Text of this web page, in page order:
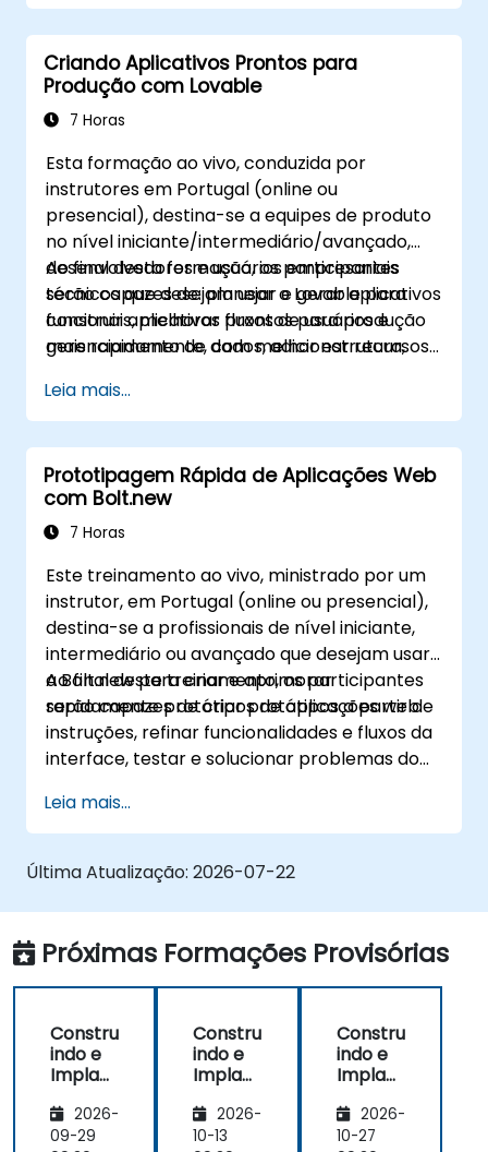
Criando Aplicativos Prontos para
Produção com Lovable
7 Horas
Esta formação ao vivo, conduzida por
instrutores em Portugal (online ou
presencial), destina-se a equipes de produto
no nível iniciante/intermediário/avançado,
desenvolvedores e usuários empresariais
técnicos que desejam usar o Lovable para
construir aplicativos prontos para produção
mais rapidamente, com melhor estrutura,
Ao final desta formação, os participantes
serão capazes de: planejar e gerar aplicativos
funcionais, melhorar fluxos de usuários e
gerenciamento de dados, adicionar recursos
aplicativos para implantação e uso em
equipe.
Leia mais...
Prototipagem Rápida de Aplicações Web
com Bolt.new
7 Horas
Este treinamento ao vivo, ministrado por um
instrutor, em Portugal (online ou presencial),
destina-se a profissionais de nível iniciante,
intermediário ou avançado que desejam usar
a Bolt.new para criar e aprimorar
rapidamente protótipos de aplicações web.
Ao final deste treinamento, os participantes
serão capazes de criar protótipos a partir de
instruções, refinar funcionalidades e fluxos da
interface, testar e solucionar problemas do
protótipos para revisão.
Leia mais...
Última Atualização: 2026-07-22
Próximas Formações Provisórias
Constru
indo e
Implant
Aplicaç
ões
2026-
09-29
Constru
indo e
Implant
Aplicaç
ões
2026-
10-13
Constru
indo e
Implant
Aplicaç
ões
2026-
10-27